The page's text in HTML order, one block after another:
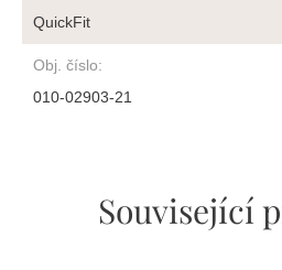
Související
QuickFit
Obj. číslo:
010-02903-21